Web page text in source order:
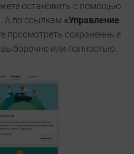
остановить с помощью
. А по ссылкам «Управление
просмотреть сохраненные
или полностью.